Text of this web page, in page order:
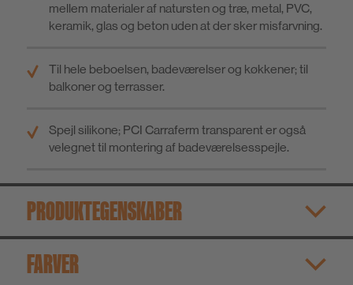
mellem materialer af natursten og træ, metal, PVC,
keramik, glas og beton uden at der sker misfarvning.
Til hele beboelsen, badeværelser og køkkener; til
balkoner og terrasser.
Spejl silikone; PCI Carraferm transparent er også
velegnet til montering af badeværelsesspejle.
PRODUKTEGENSKABER
FARVER